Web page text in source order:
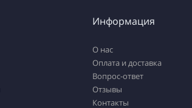
Информация
О нас
Оплата и доставка
Вопрос-ответ
Отзывы
Контакты